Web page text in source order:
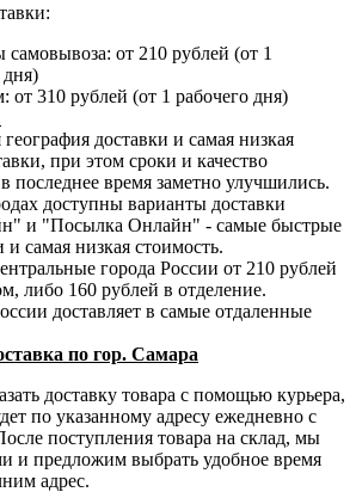
от 210 рублей (от 1
дня)
от 310 рублей (от 1 рабочего дня)
доставки и самая низкая
при этом сроки и качество
последнее время заметно улучшились.
доступны варианты доставки
и "Посылка Онлайн" - самые быстрые
и самая низкая стоимость.
города России от 210 рублей
либо 160 рублей в отделение.
доставляет в самые отдаленные
по гор. Самара
доставку товара с помощью курьера,
по указанному адресу ежедневно с
поступления товара на склад, мы
и предложим выбрать удобное время
адрес.